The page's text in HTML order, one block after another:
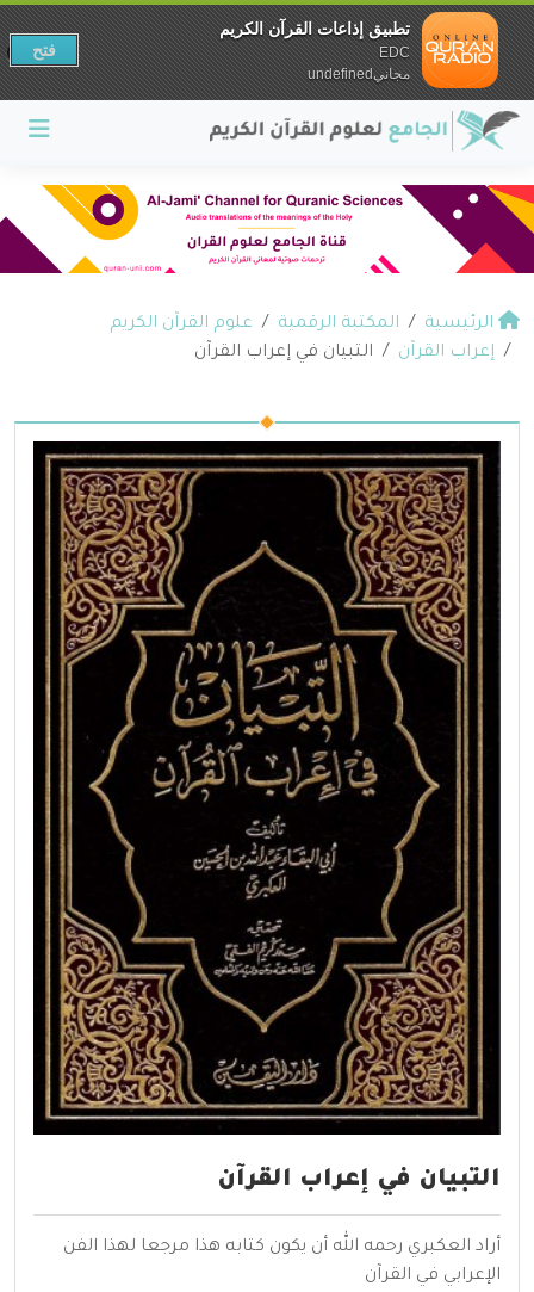
الرئيسية المكتبة الرقمية
علوم القرآن الكريم
إعراب القرآن
التبيان في إعراب القرآن
التبيان في إعراب القرآن
أراد العكبري رحمه الله أن يكون كتابه هذا مرجعا لهذا الفن
الإعرابي في القرآن
تطبيق إذاعات القرآن الكريم
EDC
مجانيundefined
فتح